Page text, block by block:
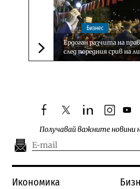
Следваща новина
Бизнес
Ердоган разчита на
след поредния срив на
facebooktwitterlinkedin
Получавай важните новини
Икономика